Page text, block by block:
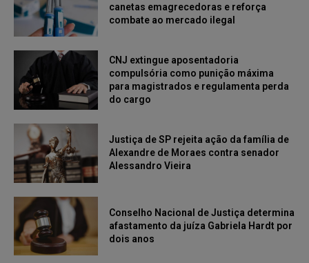
canetas emagrecedoras e reforça
combate ao mercado ilegal
CNJ extingue aposentadoria
compulsória como punição máxima
para magistrados e regulamenta perda
do cargo
Justiça de SP rejeita ação da família de
Alexandre de Moraes contra senador
Alessandro Vieira
Conselho Nacional de Justiça determina
afastamento da juíza Gabriela Hardt por
dois anos